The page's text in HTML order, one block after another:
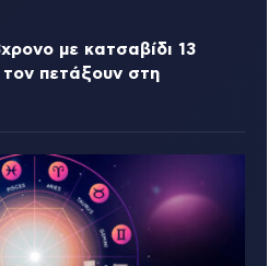
με κατσαβίδι 13
πετάξουν στη